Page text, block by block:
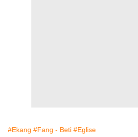
#Ekang #Fang - Beti #Eglise